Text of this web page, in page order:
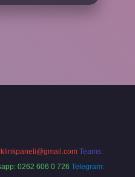
Teams:
0262 606 0 726 Telegram: